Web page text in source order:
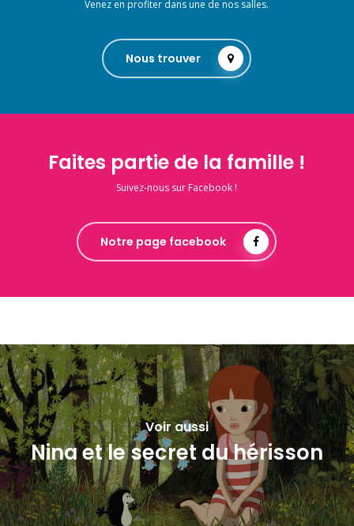
Venez en profiter dans une de nos salles.
Nous trouver
Faites partie de la famille !
Suivez-nous sur Facebook !
Notre page facebook
Voir aussi
Nina et le secret du hérisson